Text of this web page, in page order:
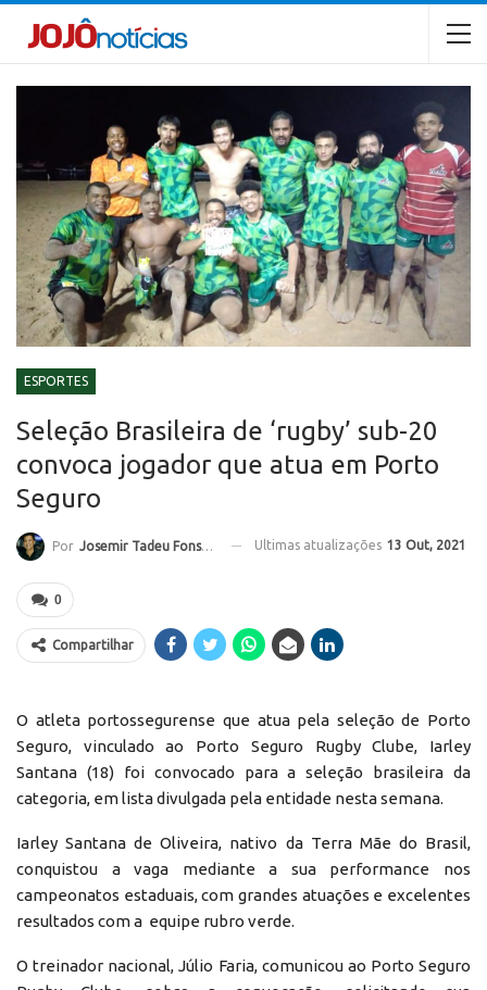
ESPORTES
Seleção Brasileira de ‘rugby’ sub-20
convoca jogador que atua em Porto
Seguro
Por Josemir Tadeu Fonseca Ultimas atualizações 13 Out, 2021
0
Compartilhar
O atleta portossegurense que atua pela seleção de Porto
Seguro, vinculado ao Porto Seguro Rugby Clube, Iarley
Santana (18) foi convocado para a seleção brasileira da
categoria, em lista divulgada pela entidade nesta semana.
Iarley Santana de Oliveira, nativo da Terra Mãe do Brasil,
conquistou a vaga mediante a sua performance nos
campeonatos estaduais, com grandes atuações e excelentes
resultados com a equipe rubro verde.
O treinador nacional, Júlio Faria, comunicou ao Porto Seguro